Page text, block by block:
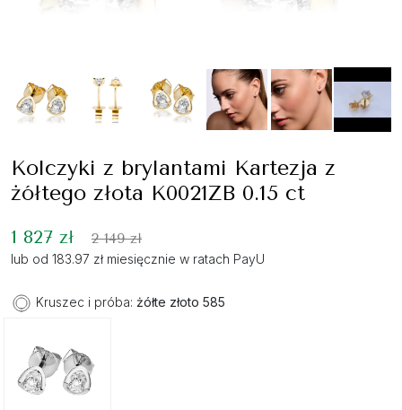
Kolczyki z brylantami Kartezja z
żółtego złota K0021ZB 0.15 ct
1 827 zł 2 149 zł
lub od 183.97 zł miesięcznie w ratach PayU
Kruszec i próba: żółte złoto 585